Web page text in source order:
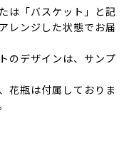
は「バスケット」と記
レンジした状態でお届
のデザインは、サンプ
花瓶は付属しておりま